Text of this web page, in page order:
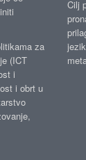
za
(ICT
i
i obrt u
Cilj